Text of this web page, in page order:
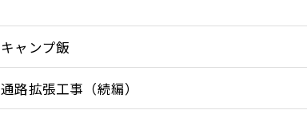
キャンプ飯
通路拡張工事（続編）